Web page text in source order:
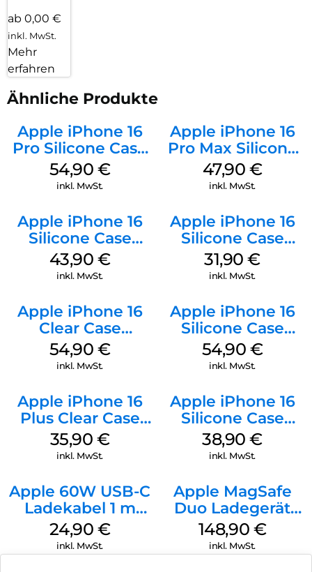
ab 0,00 €
inkl. MwSt.
Mehr
erfahren
Ähnliche Produkte
Apple iPhone 16
Pro Silicone Case
MagSafe Black
54,90 €
inkl. MwSt.
Apple iPhone 16
Pro Max Silicone
Case MagSafe
Black
47,90 €
inkl. MwSt.
Apple iPhone 16
Silicone Case
MagSafe Plum
43,90 €
inkl. MwSt.
Apple iPhone 16
Silicone Case
MagSafe Fuchsia
31,90€
inkl. MwSt.
Apple iPhone 16
Clear Case
MagSafe
Transparent
54,90 €
inkl. MwSt.
Apple iPhone 16
Silicone Case
MagSafe Black
54,90 €
inkl. MwSt.
Apple iPhone 16
Plus Clear Case
MagSafe
Transparent
35,90 €
inkl. MwSt.
Apple iPhone 16
Silicone Case
MagSafe
Ultramarine
38,90€
inkl. MwSt.
Apple 60W USB-C
Ladekabel 1 m
Weiß
24,90 €
inkl. MwSt.
Apple MagSafe
Duo Ladegerät
Weiß
148,90 €
inkl. MwSt.